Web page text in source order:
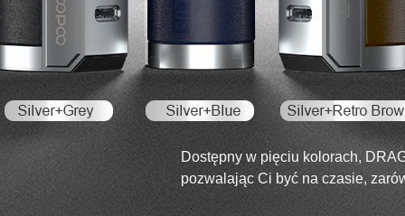
Dostępny w pięciu kolorach,
pozwalając Ci być na czasie,